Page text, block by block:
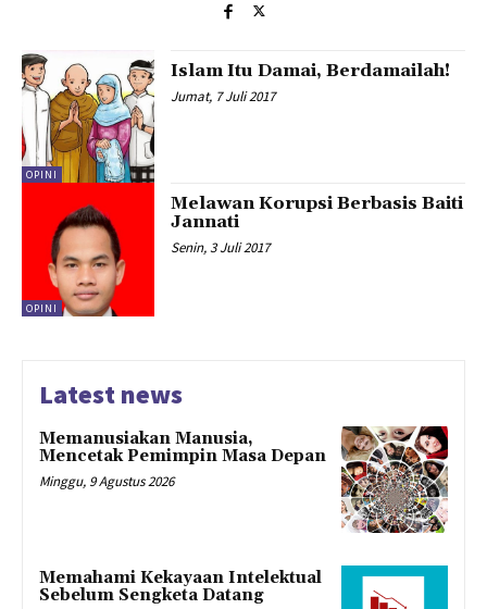
OPINI
Islam Itu Damai, Berdamailah!
Jumat, 7 Juli 2017
OPINI
Melawan Korupsi Berbasis Baiti
Jannati
Senin, 3 Juli 2017
Latest news
Memanusiakan Manusia,
Mencetak Pemimpin Masa Depan
Minggu, 9 Agustus 2026
Memahami Kekayaan Intelektual
Sebelum Sengketa Datang